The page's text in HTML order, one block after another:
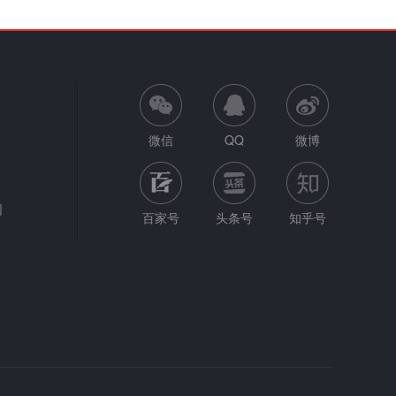
微信 QQ 微博
百家号 头条号 知乎号